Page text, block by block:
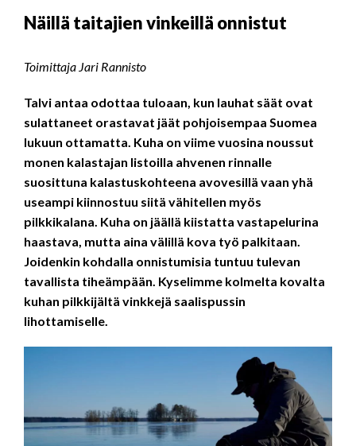
Näillä taitajien vinkeillä onnistut
Toimittaja Jari Rannisto
Talvi antaa odottaa tuloaan, kun lauhat säät ovat
sulattaneet orastavat jäät pohjoisempaa Suomea
lukuun ottamatta. Kuha on viime vuosina noussut
monen kalastajan listoilla ahvenen rinnalle
suosittuna kalastuskohteena avovesillä vaan yhä
useampi kiinnostuu siitä vähitellen myös
pilkkikalana. Kuha on jäällä kiistatta vastapelurina
haastava, mutta aina välillä kova työ palkitaan.
Joidenkin kohdalla onnistumisia tuntuu tulevan
tavallista tiheämpään. Kyselimme kolmelta kovalta
kuhan pilkkijältä vinkkejä saalispussin
lihottamiselle.